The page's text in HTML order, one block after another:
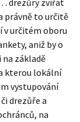
drezůry zvířat
právně to určitě
v určitém oboru
aniž by o
základě
kterou lokální
vystupování
drezůře a
na